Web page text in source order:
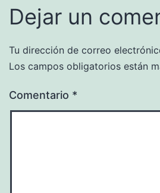
Dejar un
Tu dirección de correo
Los campos obligatorios están
Comentario *